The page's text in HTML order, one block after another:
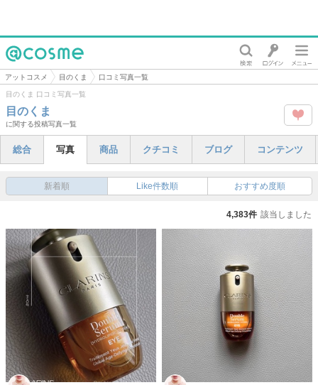
@cosme
アットコスメ 目のくま 口コミ写真一覧
目のくま 口コミ写真一覧
目のくま
に関する投稿写真一覧
この
タグ
を
Like
総合 写真 商品 クチコミ ブログ コンテンツ
新着順 Like件数順 おすすめ度順
4,383件 該当しました